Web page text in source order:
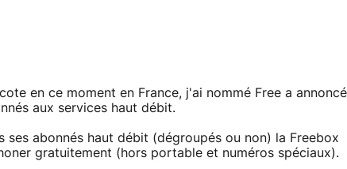
en ce moment en France, j'ai nommé Free a annoncé
aux services haut débit.
abonnés haut débit (dégroupés ou non) la Freebox
gratuitement (hors portable et numéros spéciaux).